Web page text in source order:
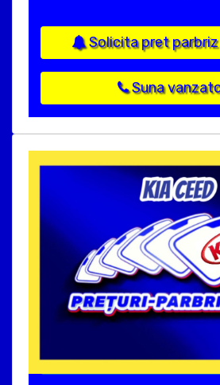
Solicita pret parbriz
Suna